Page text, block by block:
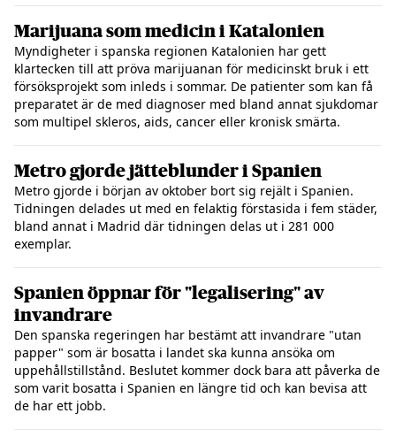
Marijuana som medicin i Katalonien
Myndigheter i spanska regionen Katalonien har gett
klartecken till att pröva marijuanan för medicinskt bruk i ett
försöksprojekt som inleds i sommar. De patienter som kan få
preparatet är de med diagnoser med bland annat sjukdomar
som multipel skleros, aids, cancer eller kronisk smärta.
Metro gjorde jätteblunder i Spanien
Metro gjorde i början av oktober bort sig rejält i Spanien.
Tidningen delades ut med en felaktig förstasida i fem städer,
bland annat i Madrid där tidningen delas ut i 281 000
exemplar.
Spanien öppnar för "legalisering" av
invandrare
Den spanska regeringen har bestämt att invandrare "utan
papper" som är bosatta i landet ska kunna ansöka om
uppehållstillstånd. Beslutet kommer dock bara att påverka de
som varit bosatta i Spanien en längre tid och kan bevisa att
de har ett jobb.